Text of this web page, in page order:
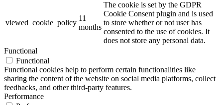
viewed_cookie_policy
11
months
The cookie is set by the GDPR
Cookie Consent plugin and is used
to store whether or not user has
consented to the use of cookies. It
does not store any personal data.
Functional
Functional
Functional cookies help to perform certain functionalities like
sharing the content of the website on social media platforms, collect
feedbacks, and other third-party features.
Performance